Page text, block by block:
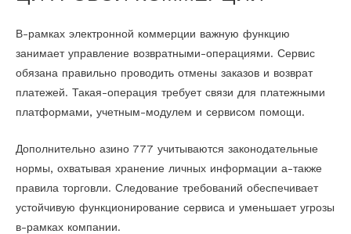
В-рамках электронной коммерции важную функцию
занимает управление возвратными-операциями. Сервис
обязана правильно проводить отмены заказов и возврат
платежей. Такая-операция требует связи для платежными
платформами, учетным-модулем и сервисом помощи.
Дополнительно азино 777 учитываются законодательные
нормы, охватывая хранение личных информации а-также
правила торговли. Следование требований обеспечивает
устойчивую функционирование сервиса и уменьшает угрозы
в-рамках компании.